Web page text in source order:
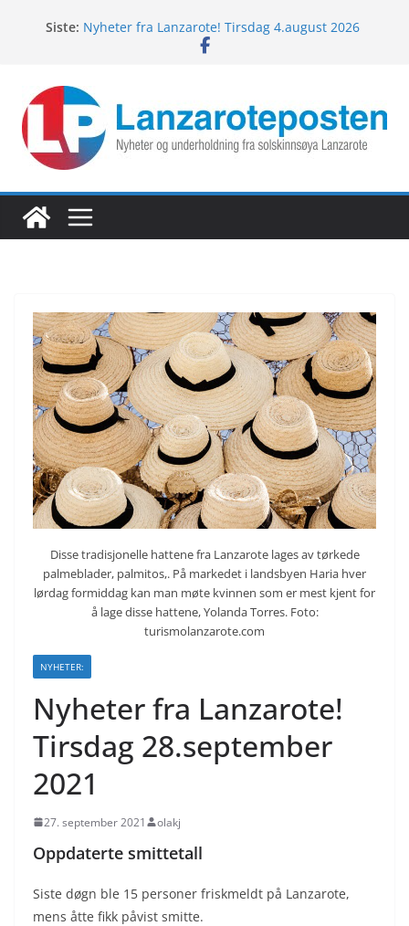
Siste: Nyheter fra Lanzarote! Tirsdag 4.august 2026
Lanzarotes enestående fugleliv
Nyheter fra Lanzarote! Onsdag 5.august 2026
Disse tradisjonelle hattene fra Lanzarote lages av tørkede
palmeblader, palmitos,. På markedet i landsbyen Haria hver
lørdag formiddag kan man møte kvinnen som er mest kjent for
å lage disse hattene, Yolanda Torres. Foto:
turismolanzarote.com
NYHETER:
Nyheter fra Lanzarote!
Tirsdag 28.september
2021
27. september 2021 olakj
Oppdaterte smittetall
Siste døgn ble 15 personer friskmeldt på Lanzarote,
mens åtte fikk påvist smitte.